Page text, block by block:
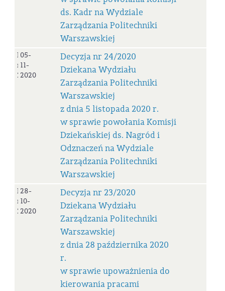
ds. Kadr na Wydziale
Zarządzania Politechniki
Warszawskiej
Decyzja
nr
24/2020
05-
11-
2020
Decyzja nr 24/2020
Dziekana Wydziału
Zarządzania Politechniki
Warszawskiej
z dnia 5 listopada 2020 r.
w sprawie powołania Komisji
Dziekańskiej ds. Nagród i
Odznaczeń na Wydziale
Zarządzania Politechniki
Warszawskiej
Decyzja
nr
23/2020
28-
10-
2020
Decyzja nr 23/2020
Dziekana Wydziału
Zarządzania Politechniki
Warszawskiej
z dnia 28 października 2020
r.
w sprawie upoważnienia do
kierowania pracami